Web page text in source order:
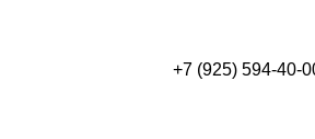
+7 (925) 594-40-